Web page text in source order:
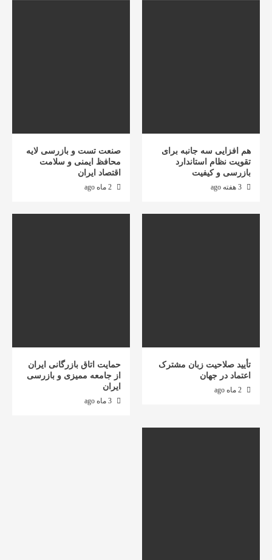
هم افزایی سه جانبه برای
تقویت نظام استاندارد
بازرسی و کیفیت
صنعت تست و بازرسی لایه
محافظ ایمنی و سلامت
اقتصاد ایران
تأیید صلاحیت زبان مشترک
اعتماد در جهان
حمایت اتاق بازرگانی ایران
از جامعه ممیزی و بازرسی
ایران